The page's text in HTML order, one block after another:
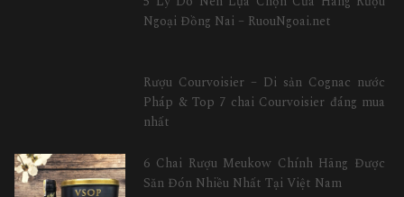
Ngoại Đồng Nai – RuouNgoai.net
Rượu Courvoisier – Di sản Cognac nước
Pháp & Top 7 chai Courvoisier đáng mua
nhất
6 Chai Rượu Meukow Chính Hãng Được
Săn Đón Nhiều Nhất Tại Việt Nam